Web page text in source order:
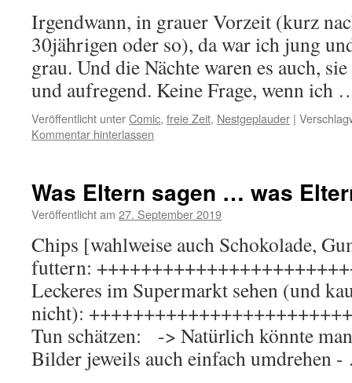
Irgendwann, in grauer Vorzeit (kurz
30jährigen oder so), da war ich jung
grau. Und die Nächte waren es auch,
und aufregend. Keine Frage, wenn
Veröffentlicht unterComic, freie Zeit, Nestgeplauder |
Kommentar hinterlassen
Was Eltern sagen … was
Veröffentlicht am 27. September 2019
Chips [wahlweise auch Schokolade,
futtern:
Leckeres im Supermarkt sehen (und
nicht):
Tun schätzen: -> Natürlich könnte
Bilder jeweils auch einfach umdrehen